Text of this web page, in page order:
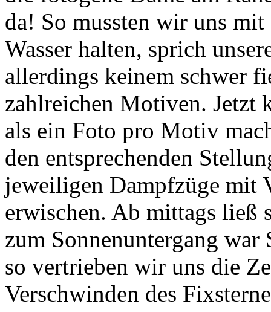
da! So mussten wir uns
Wasser halten, sprich
allerdings keinem schwer
zahlreichen Motiven. Jetzt
als ein Foto pro Motiv
den entsprechenden
jeweiligen Dampfzüge mit
erwischen. Ab mittags ließ
zum Sonnenuntergang
so vertrieben wir uns die
Verschwinden des